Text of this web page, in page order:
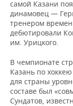
самой Казани
динамовец —
тренером
дебютировали
им. Урицкого.
В чемпионате
Казань по
для страны
составе был
Сундатов,